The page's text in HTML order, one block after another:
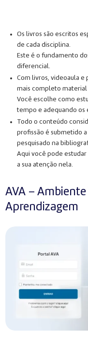
Os livros são escritos
de cada disciplina.
Este é o fundamento
diferencial.
Com livros, videoaula e
mais completo material
Você escolhe como
tempo e adequando os
Todo o conteúdo
profissão é submetido
pesquisado na
Aqui você pode
a sua atenção nela.
AVA –
Aprendizagem